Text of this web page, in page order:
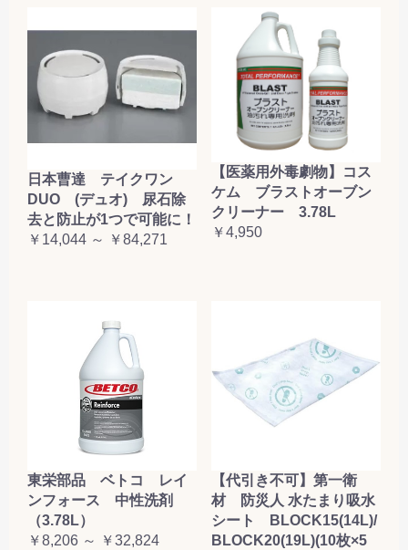
日本曹達 テイクワン
DUO (デュオ) 尿石除
去と防止が1つで可能に！
￥14,044 ～ ￥84,271
【医薬用外毒劇物】コス
ケム ブラストオーブン
クリーナー 3.78L
￥4,950
東栄部品 ベトコ レイ
ンフォース 中性洗剤
（3.78L）
￥8,206 ～ ￥32,824
【代引き不可】第一衛
材 防災人 水たまり吸水
シート BLOCK15(14L)/
BLOCK20(19L)(10枚×5